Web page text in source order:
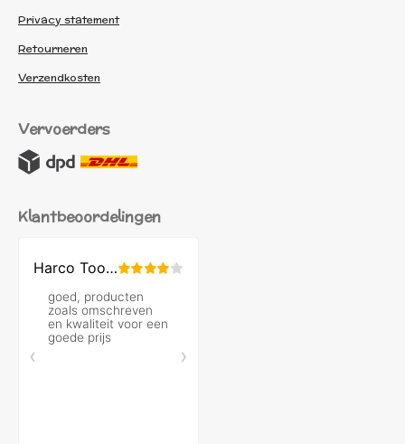
Privacy statement
Retourneren
Verzendkosten
Vervoerders
Klantbeoordelingen